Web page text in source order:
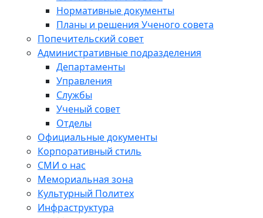
Нормативные документы
Планы и решения Ученого совета
Попечительский совет
Административные подразделения
Департаменты
Управления
Службы
Ученый совет
Отделы
Официальные документы
Корпоративный стиль
СМИ о нас
Мемориальная зона
Культурный Политех
Инфраструктура